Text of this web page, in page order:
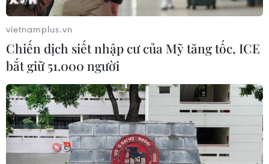
vietnamplus.vn
Chiến dịch siết nhập cư của Mỹ tăng tốc, ICE
bắt giữ 51.000 người